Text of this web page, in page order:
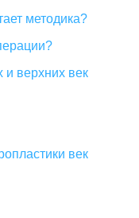
методика?
и верхних век
век